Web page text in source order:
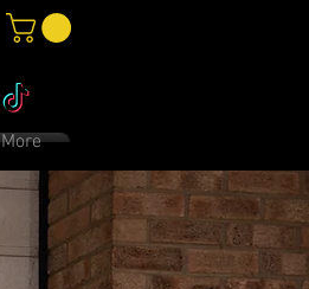
More